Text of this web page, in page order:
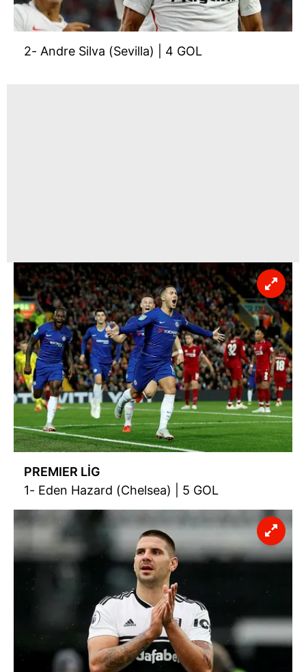
2- Andre Silva (Sevilla) | 4 GOL
PREMIER LİG
1- Eden Hazard (Chelsea) | 5 GOL